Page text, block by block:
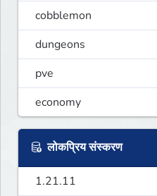
cobblemon
dungeons
pve
economy
लोकप्रिय संस्करण
1.21.11